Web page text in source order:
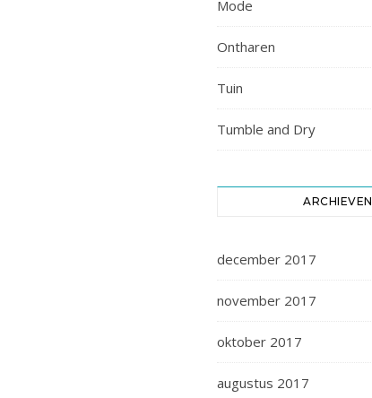
Mode
Ontharen
Tuin
Tumble and Dry
ARCHIEVEN
december 2017
november 2017
oktober 2017
augustus 2017